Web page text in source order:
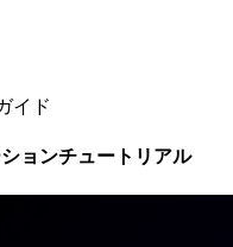
イド
ョンチュートリアル